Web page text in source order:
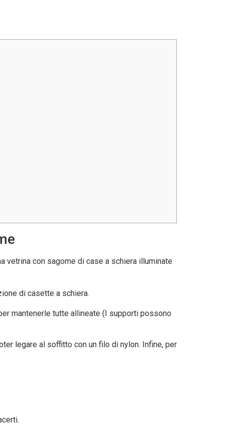
vetrina con sagome di case a schiera illuminate
di casette a schiera.
mantenerle tutte allineate (I supporti possono
legare al soffitto con un filo di nylon. Infine, per